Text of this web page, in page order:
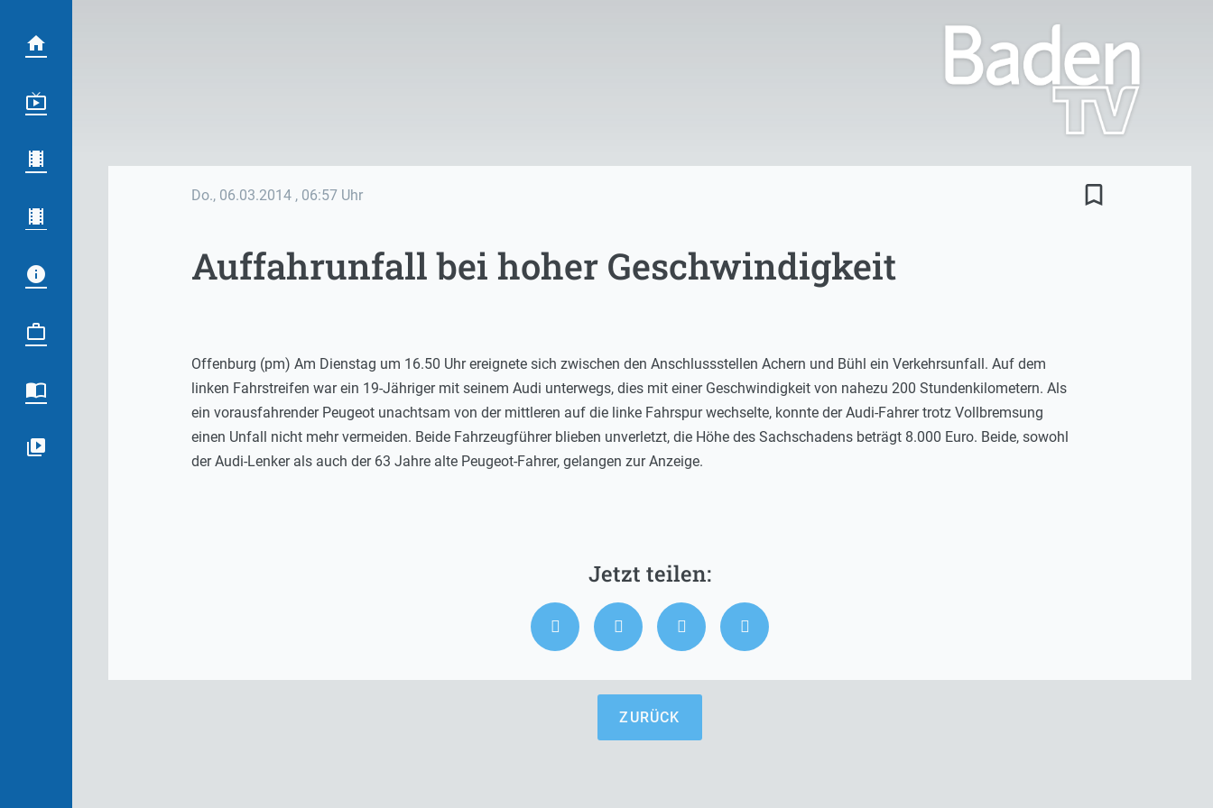
Do., 06.03.2014 , 06:57 Uhr bookmark_border
Auffahrunfall bei hoher Geschwindigkeit
Offenburg (pm) Am Dienstag um 16.50 Uhr ereignete sich zwischen den Anschlussstellen Achern und Bühl ein Verkehrsunfall. Auf dem
linken Fahrstreifen war ein 19-Jähriger mit seinem Audi unterwegs, dies mit einer Geschwindigkeit von nahezu 200 Stundenkilometern. Als
ein vorausfahrender Peugeot unachtsam von der mittleren auf die linke Fahrspur wechselte, konnte der Audi-Fahrer trotz Vollbremsung
einen Unfall nicht mehr vermeiden. Beide Fahrzeugführer blieben unverletzt, die Höhe des Sachschadens beträgt 8.000 Euro. Beide, sowohl
der Audi-Lenker als auch der 63 Jahre alte Peugeot-Fahrer, gelangen zur Anzeige.
ZURÜCK